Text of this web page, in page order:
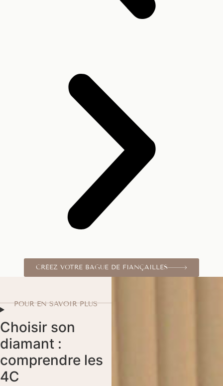
CRÉEZ VOTRE BAGUE DE FIANÇAILLES
POUR EN SAVOIR PLUS
Choisir son
diamant :
comprendre les
4C